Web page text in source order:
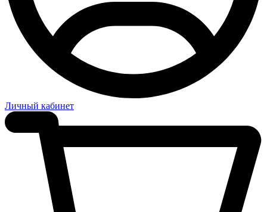
Личный кабинет